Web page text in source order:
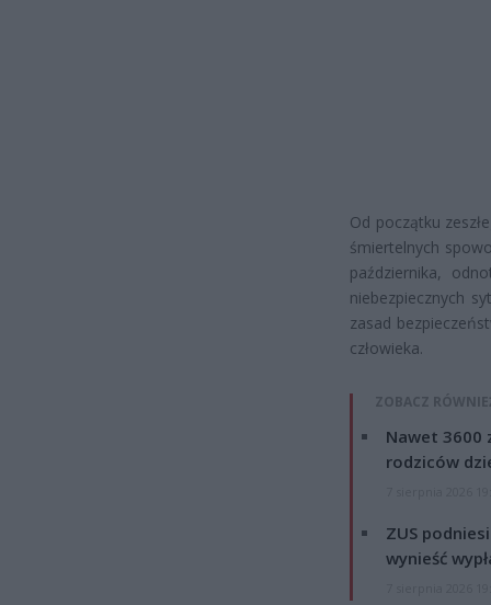
Od początku
śmiertelnych
października,
niebezpiecznych
zasad
człowieka.
ZOBACZ
Nawet 3600
rodziców
ZUS
wynieść